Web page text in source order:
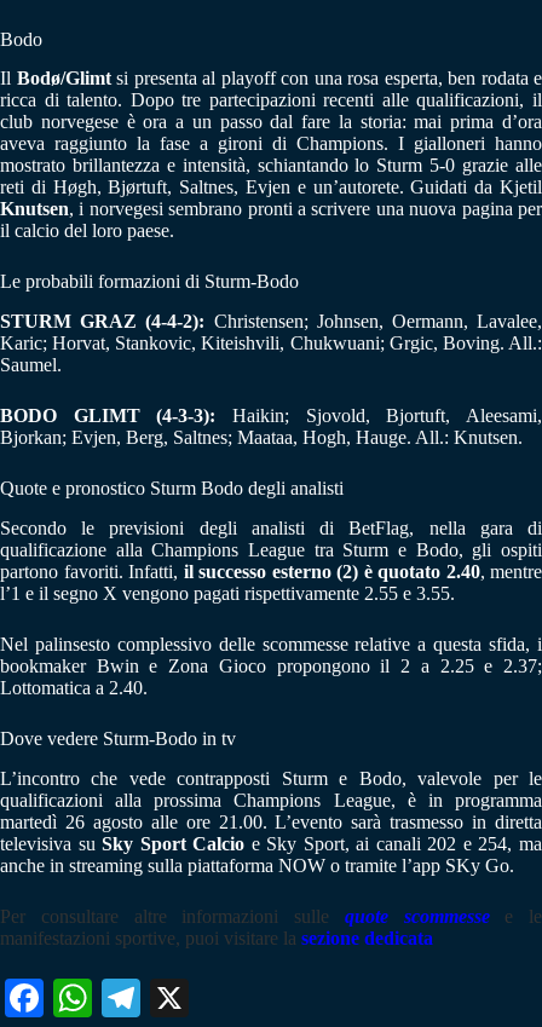
Bodo
Il Bodø/Glimtsi presenta al playoff con una rosa esperta, ben rodata e
ricca di talento. Dopo tre partecipazioni recenti alle qualificazioni, il
club norvegese è ora a un passo dal fare la storia: mai prima d’ora
aveva raggiunto la fase a gironi di Champions. I gialloneri hanno
mostrato brillantezza e intensità, schiantando lo Sturm 5‑0 grazie alle
reti di Høgh, Bjørtuft, Saltnes, Evjen e un’autorete. Guidati da Kjetil
Knutsen, i norvegesi sembrano pronti a scrivere una nuova pagina per
il calcio del loro paese.
Le probabili formazioni di Sturm-Bodo
STURM GRAZ (4-4-2): Christensen; Johnsen, Oermann, Lavalee,
Karic; Horvat, Stankovic, Kiteishvili, Chukwuani; Grgic, Boving. All.:
Saumel.
BODO GLIMT (4-3-3): Haikin; Sjovold, Bjortuft, Aleesami,
Bjorkan; Evjen, Berg, Saltnes; Maataa, Hogh, Hauge. All.: Knutsen.
Quote e pronostico Sturm Bodo degli analisti
Secondo le previsioni degli analisti di BetFlag, nella gara di
qualificazione alla Champions League tra Sturm e Bodo, gli ospiti
partono favoriti. Infatti, il successo esterno (2) è quotato 2.40, mentre
l’1 e il segno X vengono pagati rispettivamente 2.55 e 3.55.
Nel palinsesto complessivo delle scommesse relative a questa sfida, i
bookmaker Bwin e Zona Gioco propongono il 2 a 2.25 e 2.37;
Lottomatica a 2.40.
Dove vedere Sturm-Bodo in tv
L’incontro che vede contrapposti Sturm e Bodo, valevole per le
qualificazioni alla prossima Champions League, è in programma
martedì 26 agosto alle ore 21.00. L’evento sarà trasmesso in diretta
televisiva suSky Sport Calcio e Sky Sport, ai canali 202 e 254, ma
anche in streaming sulla piattaforma NOW o tramite l’app SKy Go.
Per consultare altre informazioni sulle quote scommesse
e le
manifestazioni sportive, puoi visitare la sezione dedicata
Fa W
Te